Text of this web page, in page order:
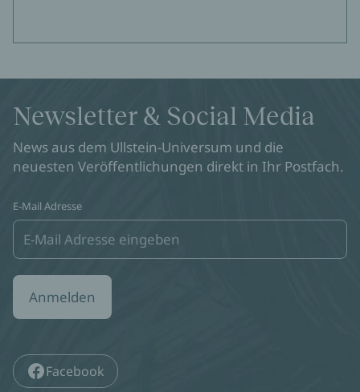
Newsletter & Social Media
News aus dem Ullstein-Universum und die
neuesten Veröffentlichungen direkt in Ihr Postfach.
E-Mail Adresse
Anmelden
Facebook